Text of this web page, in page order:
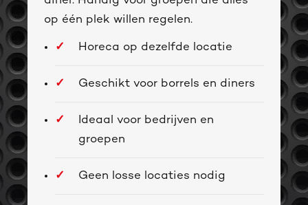
op één plek willen regelen.
Horeca op dezelfde locatie
Geschikt voor borrels en diners
Ideaal voor bedrijven en
groepen
Geen losse locaties nodig